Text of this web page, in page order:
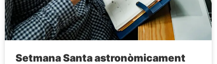
Setmana Santa astronòmicament